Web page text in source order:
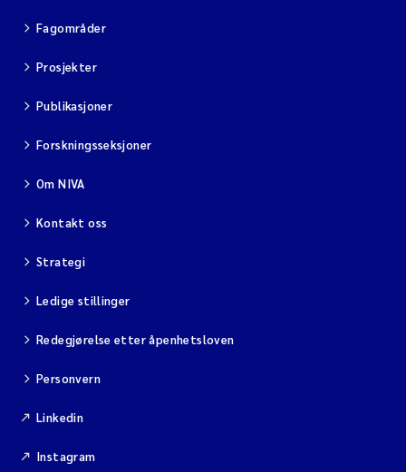
Fagområder
Prosjekter
Publikasjoner
Forskningsseksjoner
Om NIVA
Kontakt oss
Strategi
Ledige stillinger
Redegjørelse etter åpenhetsloven
Personvern
Linkedin
Instagram